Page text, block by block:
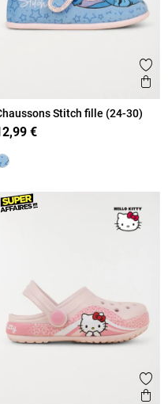
aux favoris
rapide
Stitch fille (24-30)
€
aux favoris
rapide